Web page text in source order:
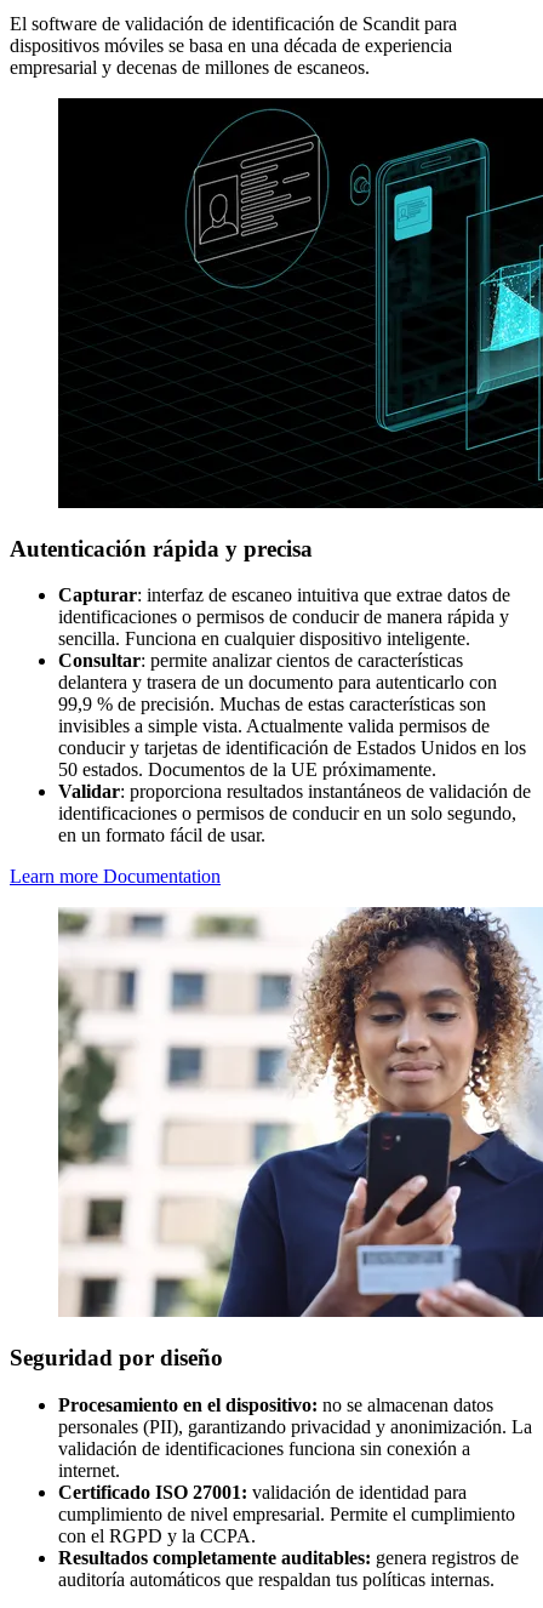
El software de validación de identificación de Scandit para
dispositivos móviles se basa en una década de experiencia
empresarial y decenas de millones de escaneos.
Autenticación rápida y precisa
Capturar: interfaz de escaneo intuitiva que extrae datos de
identificaciones o permisos de conducir de manera rápida y
sencilla. Funciona en cualquier dispositivo inteligente.
Consultar: permite analizar cientos de características
delantera y trasera de un documento para autenticarlo con
99,9 % de precisión. Muchas de estas características son
invisibles a simple vista. Actualmente valida permisos de
conducir y tarjetas de identificación de Estados Unidos en los
50 estados. Documentos de la UE próximamente.
Validar: proporciona resultados instantáneos de validación de
identificaciones o permisos de conducir en un solo segundo,
en un formato fácil de usar.
Learn more Documentation
Seguridad por diseño
Procesamiento en el dispositivo: no se almacenan datos
personales (PII), garantizando privacidad y anonimización. La
validación de identificaciones funciona sin conexión a
internet.
Certificado ISO 27001: validación de identidad para
cumplimiento de nivel empresarial. Permite el cumplimiento
con el RGPD y la CCPA.
Resultados completamente auditables: genera registros de
auditoría automáticos que respaldan tus políticas internas.